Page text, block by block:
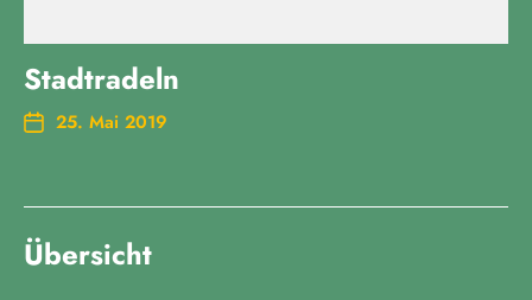
Stadtradeln
25. Mai 2019
Übersicht